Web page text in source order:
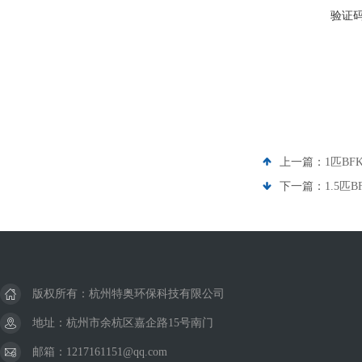
验证
上一篇： 1匹
下一篇： 1.5匹
版权所有：杭州特奥环保科技有限公司
地址：杭州市余杭区嘉企路15号南门
邮箱：1217161151@qq.com